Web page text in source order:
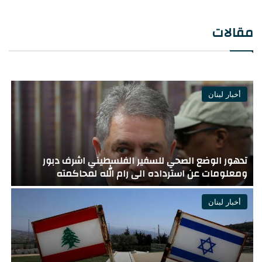
مقالات
أخبار لبنان
يديعوت العبرية سمح بالنشر : قُتل الرائد (احتياط) هاريل
بيرنستوك والرائد (احتياط) تامير فاكنين في جنوب لبنان
أخبار لبنان